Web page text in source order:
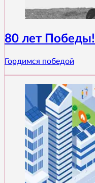
80 лет Победы!
Гордимся победой